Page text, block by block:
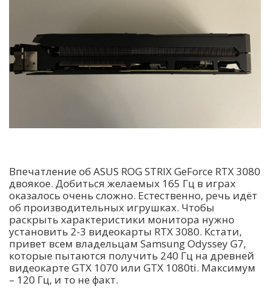
Впечатление об ASUS ROG STRIX GeForce RTX 3080
двоякое. Добиться желаемых 165 Гц в играх
оказалось очень сложно. Естественно, речь идёт
об производительных игрушках. Чтобы
раскрыть характеристики монитора нужно
установить 2-3 видеокарты RTX 3080. Кстати,
привет всем владельцам Samsung Odyssey G7,
которые пытаются получить 240 Гц на древней
видеокарте GTX 1070 или GTX 1080ti. Максимум
– 120 Гц, и то не факт.